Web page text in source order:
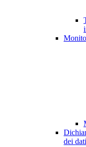
dei dati